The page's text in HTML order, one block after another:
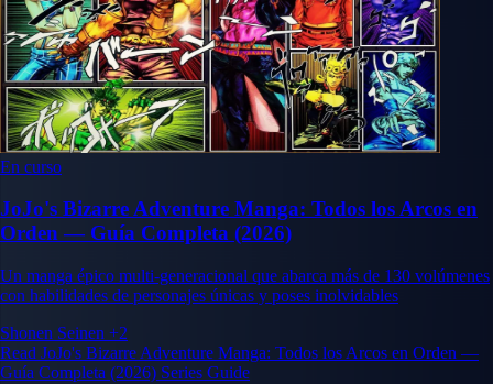
En curso
JoJo's Bizarre Adventure Manga: Todos los Arcos en
Orden — Guía Completa (2026)
Un manga épico multi-generacional que abarca más de 130 volúmenes
con habilidades de personajes únicas y poses inolvidables
Shonen Seinen +2
Read JoJo's Bizarre Adventure Manga: Todos los Arcos en Orden —
Guía Completa (2026) Series Guide